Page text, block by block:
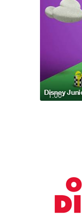
1:00
Disney